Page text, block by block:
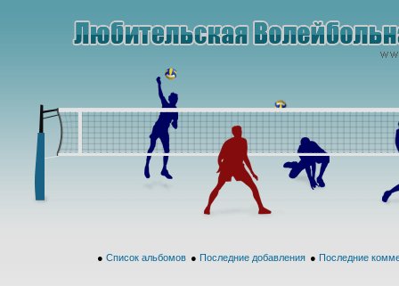
● Список альбомов ● Последние добавления ● Последние